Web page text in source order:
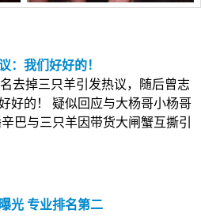
：我们好好的！
掉三只羊引发热议，随后曾志
好的！ 疑似回应与大杨哥小杨哥
与三只羊因带货大闸蟹互撕引
光 专业排名第二